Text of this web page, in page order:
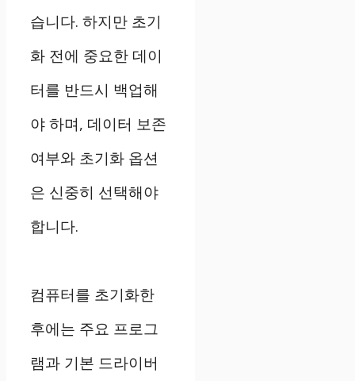
습니다. 하지만 초기
화 전에 중요한 데이
터를 반드시 백업해
야 하며, 데이터 보존
여부와 초기화 옵션
은 신중히 선택해야
합니다.
컴퓨터를 초기화한
후에는 주요 프로그
램과 기본 드라이버